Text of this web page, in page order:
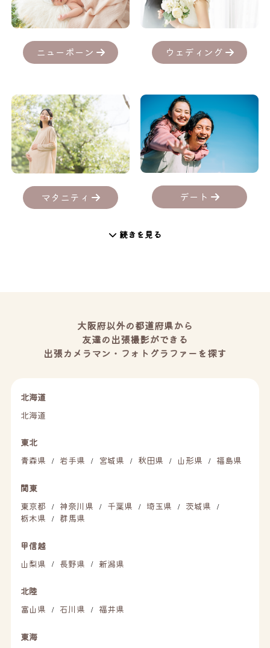
ニューボーン ウェディング
マタニティ デート
続きを見る
大阪府以外の都道府県から
友達の出張撮影ができる
出張カメラマン・フォトグラファーを探す
北海道
北海道
東北
青森県
/ 岩手県 / 宮城県 / 秋田県 / 山形県 / 福島県
関東
東京都
/ 神奈川県 / 千葉県 / 埼玉県 / 茨城県 /
栃木県 / 群馬県
甲信越
山梨県
/ 長野県 / 新潟県
北陸
富山県
/ 石川県 / 福井県
東海